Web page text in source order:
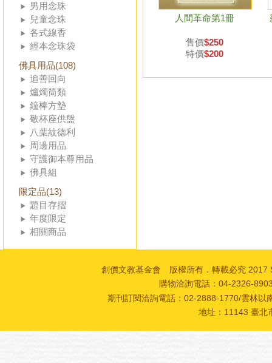
男用念珠
兒童念珠
各式線香
經本念珠袋
佛具用品(108)
追善回向
爐燭筒類
鐘棒方墊
敬杯座供盤
八葉紋德利
周邊用品
守護御本尊用品
佛具組
限定品(13)
題目存摺
年度限定
相關商品
人間革命第1冊
售價$250
特價$200
創價文教基金會 版權所有．轉載必究 2017
購物洽詢電話：04-2326-
期刊訂閱洽詢電話：02-2888-1770/雲林
地址：11143 臺北